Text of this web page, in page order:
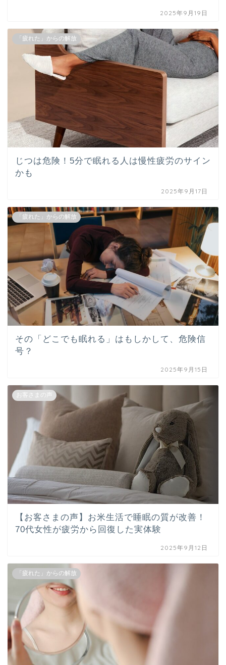
2025年9月19日
「疲れた」からの解放
じつは危険！5分で眠れる人は慢性疲労のサイン
かも
2025年9月17日
「疲れた」からの解放
その「どこでも眠れる」はもしかして、危険信
号？
2025年9月15日
お客さまの声
【お客さまの声】お米生活で睡眠の質が改善！
70代女性が疲労から回復した実体験
2025年9月12日
「疲れた」からの解放